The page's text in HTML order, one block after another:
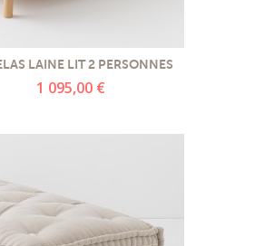
LAINE LIT 2 PERSONNES
1 095,00 €